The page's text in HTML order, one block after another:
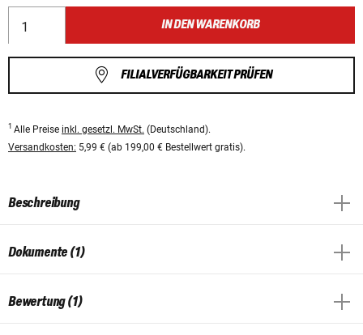
IN DEN WARENKORB
FILIALVERFÜGBARKEIT PRÜFEN
1 Alle Preise inkl. gesetzl. MwSt. (Deutschland).
Versandkosten: 5,99 € (ab 199,00 € Bestellwert gratis).
Beschreibung
Dokumente (1)
Bewertung (1)